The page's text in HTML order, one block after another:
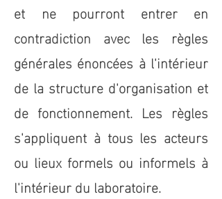
et ne pourront entrer en
contradiction avec les règles
générales énoncées à l'intérieur
de la structure d'organisation et
de fonctionnement. Les règles
s'appliquent à tous les acteurs
ou lieux formels ou informels à
l'intérieur du laboratoire.